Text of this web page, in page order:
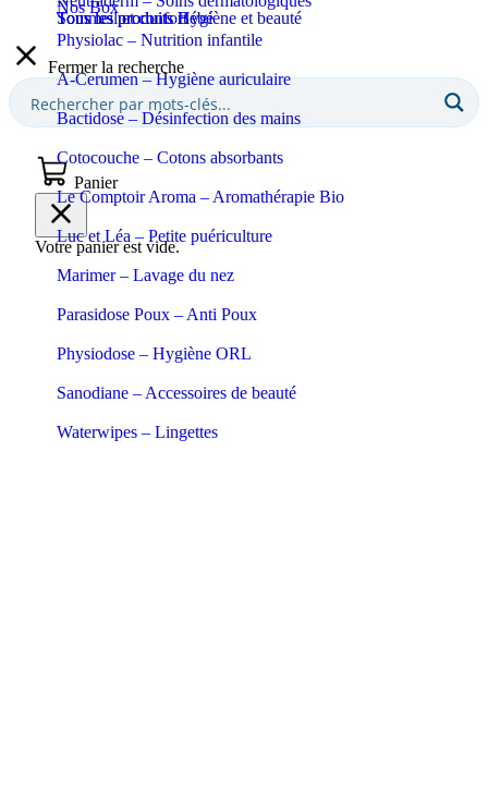
Sommeil et confort
Tous les produits Bébé
Tous les produits Hygiène et beauté
Physiolac – Nutrition infantile
A-Cerumen – Hygiène auriculaire
Bactidose – Désinfection des mains
Cotocouche – Cotons absorbants
Le Comptoir Aroma – Aromathérapie Bio
Luc et Léa – Petite puériculture
Marimer – Lavage du nez
Parasidose Poux – Anti Poux
Physiodose – Hygiène ORL
Sanodiane – Accessoires de beauté
Waterwipes – Lingettes
Nos Box
Fermer la recherche
Panier
Votre panier est vide.